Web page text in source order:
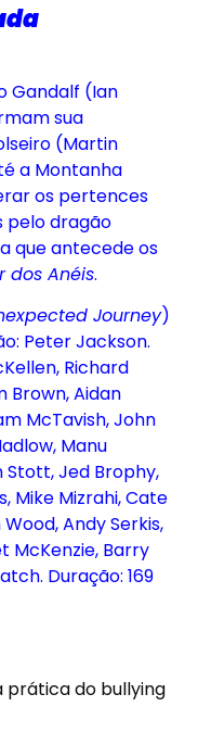
Gandalf (Ian
sua
(Martin
a Montanha
os pertences
pelo dragão
que antecede os
dos Anéis.
Journey)
Peter Jackson.
Richard
Brown, Aidan
McTavish, John
Manu
Stott, Jed Brophy,
Mike Mizrahi, Cate
Andy Serkis,
McKenzie, Barry
Duração: 169
prática do bullying